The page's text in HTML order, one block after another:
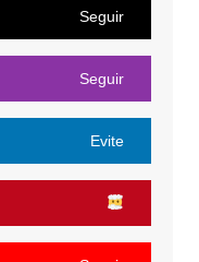
Seguir
Seguir
Evite